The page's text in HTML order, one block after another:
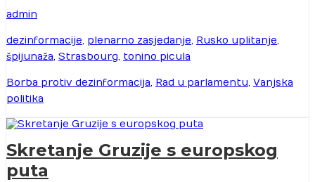
admin
dezinformacije, plenarno zasjedanje, Rusko uplitanje,
špijunaža, Strasbourg, tonino picula
Borba protiv dezinformacija, Rad u parlamentu, Vanjska
politika
Skretanje Gruzije s europskog
puta